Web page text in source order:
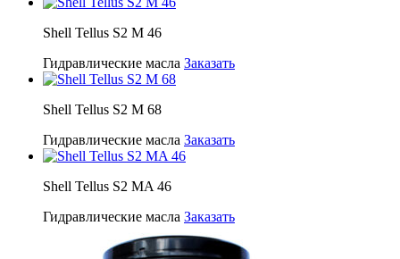
Shell Tellus S2 M 46
Гидравлические масла Заказать
Shell Tellus S2 M 68
Гидравлические масла Заказать
Shell Tellus S2 MA 46
Гидравлические масла Заказать